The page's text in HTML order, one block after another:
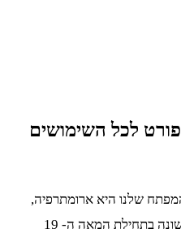
לכל השימושים
שלנו היא ארומתרפיה,
מושג אשר החלו להשתמש בו לראשונה בתחילת המאה ה- 19